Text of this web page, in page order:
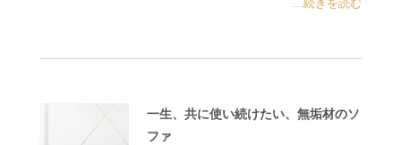
...続きを読む
一生、共に使い続けたい、無垢材のソ
ファ